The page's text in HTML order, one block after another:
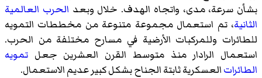
بشأن سرعة، مدى، واتجاه الهدف. خلال وبعد الحرب العالمية
الثانية، تم استعمال مجموعة متنوعة من مخططات التمويه
للطائرات وللمركبات الأرضية في مسارح مختلفة من الحرب.
استعمال الرادار منذ متوسط القرن العشرين جعل تمويه
الطائراتالعسكرية ثابتة الجناح بشكل كبير عديم الاستعمال.